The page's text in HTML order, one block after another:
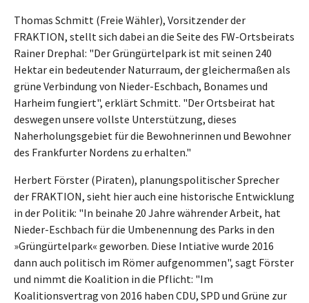
Thomas Schmitt (Freie Wähler), Vorsitzender der
FRAKTION, stellt sich dabei an die Seite des FW-Ortsbeirats
Rainer Drephal: "Der Grüngürtelpark ist mit seinen 240
Hektar ein bedeutender Naturraum, der gleichermaßen als
grüne Verbindung von Nieder-Eschbach, Bonames und
Harheim fungiert", erklärt Schmitt. "Der Ortsbeirat hat
deswegen unsere vollste Unterstützung, dieses
Naherholungsgebiet für die Bewohnerinnen und Bewohner
des Frankfurter Nordens zu erhalten."
Herbert Förster (Piraten), planungspolitischer Sprecher
der FRAKTION, sieht hier auch eine historische Entwicklung
in der Politik: "In beinahe 20 Jahre währender Arbeit, hat
Nieder-Eschbach für die Umbenennung des Parks in den
»Grüngürtelpark« geworben. Diese Intiative wurde 2016
dann auch politisch im Römer aufgenommen", sagt Förster
und nimmt die Koalition in die Pflicht: "Im
Koalitionsvertrag von 2016 haben CDU, SPD und Grüne zur